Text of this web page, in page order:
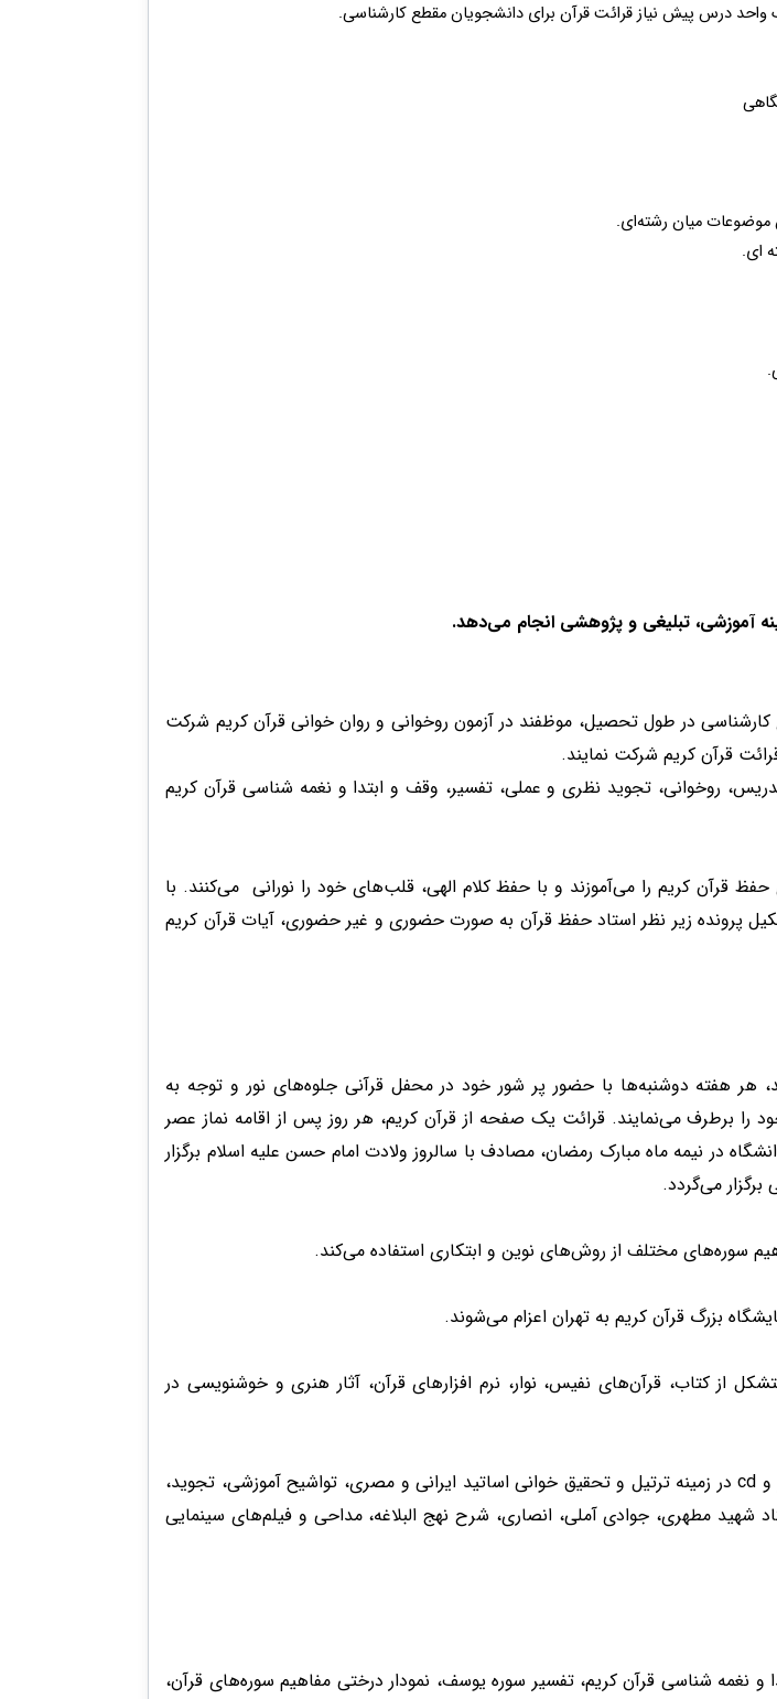
درس پیش نیاز قرائت قرآن برای دانشجویان مقطع کارشناسی.
میان رشته‌ای.
ای.
آموزشی، تبلیغی و پژوهشی انجام می‌دهد.
در طول تحصیل، موظفند در آزمون روخوانی و روان خوانی قرآن کریم شرکت
قرآن کریم شرکت نمایند.
روخوانی، تجوید نظری و عملی، تفسیر، وقف و ابتدا و نغمه شناسی قرآن کریم
قرآن کریم را می‌آموزند و با حفظ کلام الهی، قلب‌های خود را نورانی می‌کنند. با
پرونده زیر نظر استاد حفظ قرآن به صورت حضوری و غیر حضوری، آیات قرآن کریم
هر هفته دوشنبه‌ها با حضور پر شور خود در محفل قرآنی جلوه‌های نور و توجه به
را برطرف می‌نمایند. قرائت یک صفحه از قرآن کریم، هر روز پس از اقامه نماز عصر
در نیمه ماه مبارک رمضان، مصادف با سالروز ولادت امام حسن علیه اسلام برگزار
می‌گردد.
سوره‌های مختلف از روش‌های نوین و ابتکاری استفاده می‌کند.
بزرگ قرآن کریم به تهران اعزام می‌شوند.
از کتاب، قرآن‌های نفیس، نوار، نرم افزارهای قرآن، آثار هنری و خوشنویسی در
نوار خانه دفتر فعالیت‌های قرآنی با بیشتر از ۲۲۰۰ نوار کاست، نوار ویدئو و cd در زمینه ترتیل و تحقیق خوانی اساتید ایرانی و مصری، تواشیح آموزشی، تجوید،
شهید مطهری، جوادی آملی، انصاری، شرح نهج البلاغه، مداحی و فیلم‌های سینمایی
نغمه شناسی قرآن کریم، تفسیر سوره یوسف، نمودار درختی مفاهیم سوره‌های قرآن،